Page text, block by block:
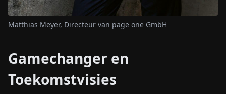
Matthias Meyer, Directeur van page one GmbH
Gamechanger en
Toekomstvisies